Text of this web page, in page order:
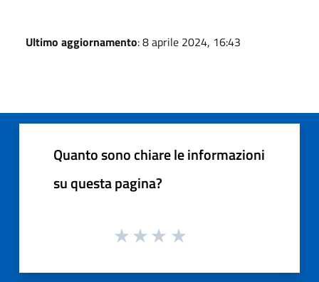
Ultimo aggiornamento: 8 aprile 2024, 16:43
Quanto sono chiare le informazioni
su questa pagina?